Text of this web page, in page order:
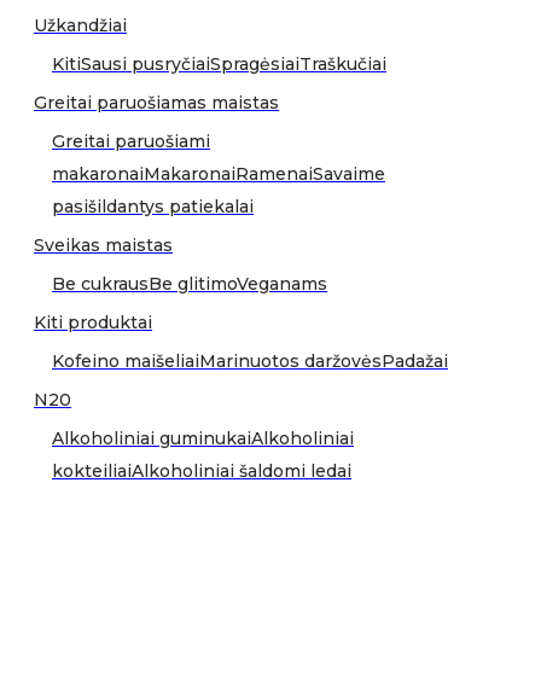
Užkandžiai
KitiSausi pusryčiaiSpragėsiaiTraškučiai
Greitai paruošiamas maistas
Greitai paruošiami
makaronaiMakaronaiRamenaiSavaime
pasišildantys patiekalai
Sveikas maistas
Be cukrausBe glitimoVeganams
Kiti produktai
Kofeino maišeliaiMarinuotos daržovėsPadažai
N20
Alkoholiniai guminukaiAlkoholiniai
kokteiliaiAlkoholiniai šaldomi ledai